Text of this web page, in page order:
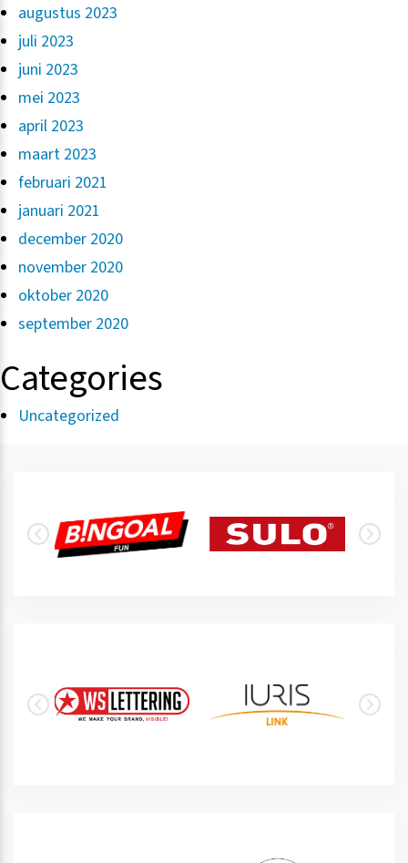
augustus 2023
juli 2023
juni 2023
mei 2023
april 2023
maart 2023
februari 2021
januari 2021
december 2020
november 2020
oktober 2020
september 2020
Categories
Uncategorized